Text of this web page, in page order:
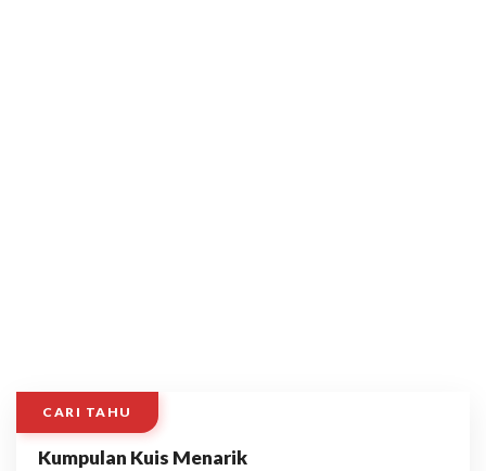
CARI TAHU
Kumpulan Kuis Menarik